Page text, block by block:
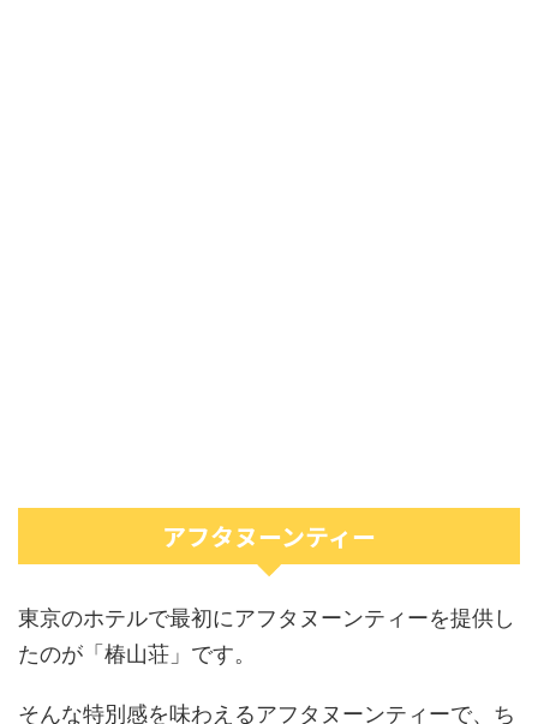
アフタヌーンティー
東京のホテルで最初にアフタヌーンティーを提供し
たのが「椿山荘」です。
そんな特別感を味わえるアフタヌーンティーで、ち